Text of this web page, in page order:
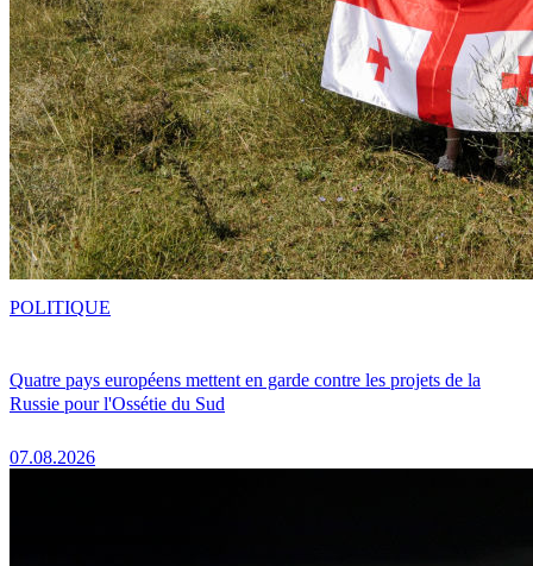
Quatre pays européens mettent en garde contre les projets de la
Russie pour l'Ossétie du Sud
07.08.2026
POLITIQUE